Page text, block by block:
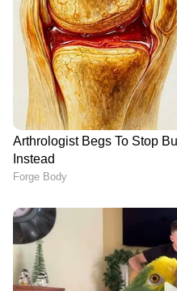
സിൽവർലൈൻ
പെട്രോൾ വിലകൾ
നിങ്ങളുടെ നഗരത്തിലെ
ഇന്നത്തെ ഡീസൽ,